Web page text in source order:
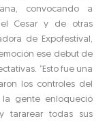
convocando a
Cesar y de otras
de Expofestival,
ese debut de
“Esto fue una
los controles del
gente enloqueció
tararear todas sus